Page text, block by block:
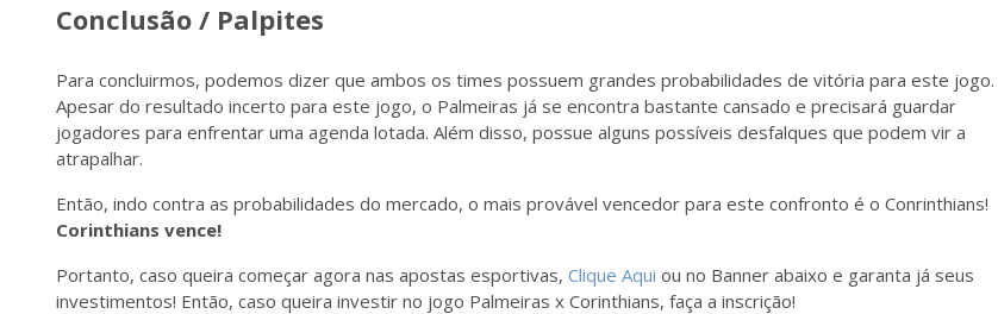
Conclusão / Palpites
Para concluirmos, podemos dizer que ambos os times possuem grandes probabilidades de vitória para este jogo.
Apesar do resultado incerto para este jogo, o Palmeiras já se encontra bastante cansado e precisará guardar
jogadores para enfrentar uma agenda lotada. Além disso, possue alguns possíveis desfalques que podem vir a
atrapalhar.
Então, indo contra as probabilidades do mercado, o mais provável vencedor para este confronto é o Conrinthians!
Corinthians vence!
Portanto, caso queira começar agora nas apostas esportivas, Clique Aqui ou no Banner abaixo e garanta já seus
investimentos! Então, caso queira investir no jogo Palmeiras x Corinthians, faça a inscrição!